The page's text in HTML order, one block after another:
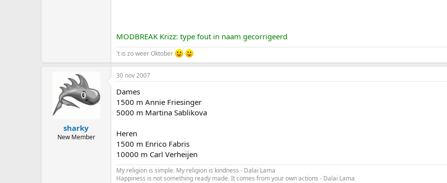
MODBREAK Krizz: type fout in naam gecorrigeerd
't is zo weer Oktober
sharky
New Member
30 nov 2007
Dames
1500 m Annie Friesinger
5000 m Martina Sablikova
Heren
1500 m Enrico Fabris
10000 m Carl Verheijen
My religion is simple. My religion is kindness - Dalai Lama
Happiness is not something ready made. It comes from your own actions - Dalai Lama